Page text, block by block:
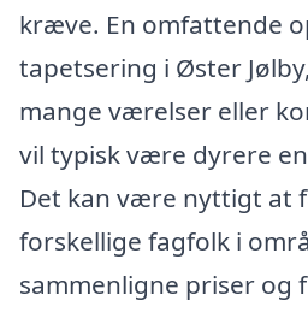
kræve. En omfattende
tapetsering i Øster
mange værelser eller
vil typisk være dyrere
Det kan være nyttigt at
forskellige fagfolk i
sammenligne priser og